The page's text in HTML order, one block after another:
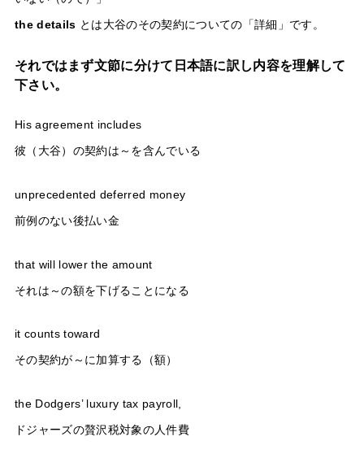
the details とは大谷のその契約についての「詳細」です。
それではまず文節に分けて日本語に訳し内容を理解して
下さい。
His agreement includes
彼（大谷）の契約は～を含んでいる
unprecedented deferred money
前例のない後払い金
that will lower the amount
それは～の額を下げることになる
it counts toward
その契約が～に加算する（額）
the Dodgers’ luxury tax payroll,
ドジャーズの贅沢税対象の人件費